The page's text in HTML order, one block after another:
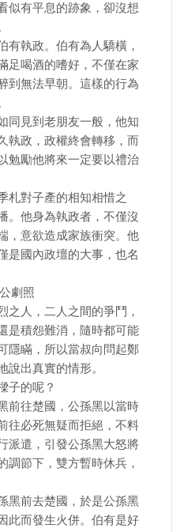
似有平息的跡象，卻沒想
有執政。伯有為人驕橫，
足喝酒的嗜好，不僅在家
到無法早朝。這樣的行為
同見到老朋友一般，他知
執政，政權終會轉移，而
勉勵他將來一定要以禮治
札對子產的相知相惜之
。他身為執政者，不僅沒
，意欲造成家族衝突。他
是國內政壇的大事，也名
劇照
之人，二人之間的爭鬥，
是積怨難消，隨時都可能
隱瞞，所以當叔向問起鄭
說出真實的情形。
子的呢？
前往楚國，公孫黑以當時
往必死無疑而拒絕，不料
派遣，引發公孫黑大怒將
調節下，雙方暫時休兵，
黑前去楚國，於是公孫黑
此而發生火併。伯有是好